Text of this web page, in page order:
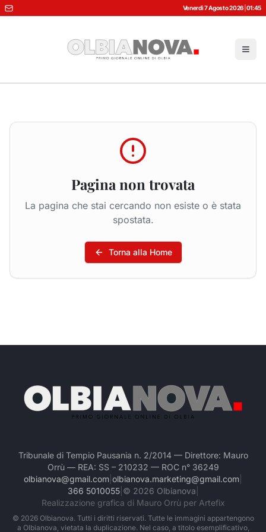
Venerdì 7 Agosto 2026 01:45
Pagina non trovata
La pagina che stai cercando non esiste o è stata
spostata.
Torna alla Home
Tribunale di Tempio Pausania n. 2/2014 — Direttore: Mauro
Orrù — REA: SS – 210232 — ROC n° 36249
olbianova@gmail.com olbianova.marketing@gmail.com
366 5010055| © 2026 Olbianova
Realizzazione grafica di Mauro Orrù per Artefix
© 2026Olbianova. Tutti i diritti riservati. Tutte le immagini appartengono
a Olbianova, vietata la duplicazione. Nel caso, a titolo esemplificativo,